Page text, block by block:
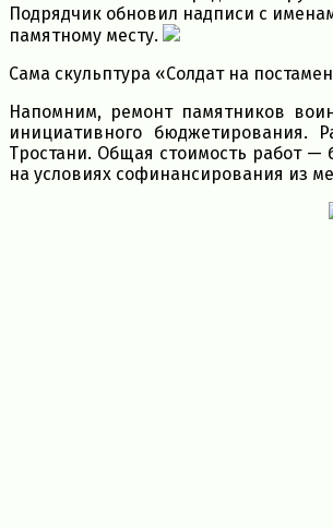
Подрядчик обновил надписи с
памятному месту.
Сама скульптура «Солдат на
Напомним, ремонт памятников
инициативного
Тростани. Общая стоимость работ
на условиях софинансирования из